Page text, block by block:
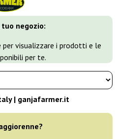
negozio:
visualizzare i prodotti e le
per te.
| ganjafarmer.it
Altro
Serious Seeds